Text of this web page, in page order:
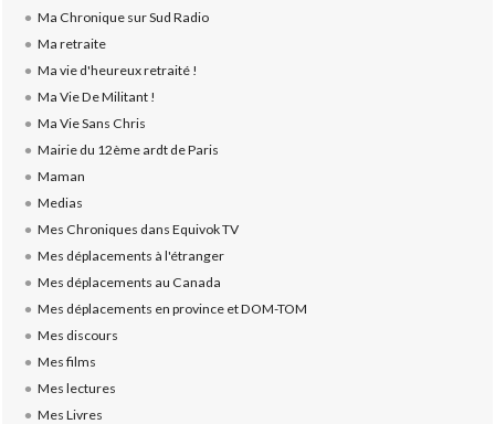
Ma Chronique sur Sud Radio
Ma retraite
Ma vie d'heureux retraité !
Ma Vie De Militant !
Ma Vie Sans Chris
Mairie du 12ème ardt de Paris
Maman
Medias
Mes Chroniques dans Equivok TV
Mes déplacements à l'étranger
Mes déplacements au Canada
Mes déplacements en province et DOM-TOM
Mes discours
Mes films
Mes lectures
Mes Livres